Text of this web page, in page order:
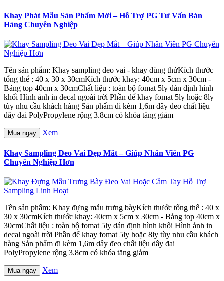
Khay Phát Mẫu Sản Phẩm Mới – Hỗ Trợ PG Tư Vấn Bán
Hàng Chuyên Nghiệp
Tên sản phẩm: Khay sampling đeo vai - khay dùng thửKích thước
tổng thể : 40 x 30 x 30cmKích thước khay: 40cm x 5cm x 30cm -
Bảng top 40cm x 30cmChất liệu : toàn bộ fomat 5ly dán định hình
khối Hình ảnh in decal ngoài trời Phần đế khay fomat 5ly hoặc 8ly
tùy nhu cầu khách hàng Sản phẩm đi kèm 1,6m dây đeo chất liệu
dây đai PolyPropylene rộng 3.8cm có khóa tăng giảm
Mua ngay Xem
Khay Sampling Đeo Vai Đẹp Mắt – Giúp Nhân Viên PG
Chuyên Nghiệp Hơn
Tên sản phẩm: Khay đựng mẫu trưng bàyKích thước tổng thể : 40 x
30 x 30cmKích thước khay: 40cm x 5cm x 30cm - Bảng top 40cm x
30cmChất liệu : toàn bộ fomat 5ly dán định hình khối Hình ảnh in
decal ngoài trời Phần đế khay fomat 5ly hoặc 8ly tùy nhu cầu khách
hàng Sản phẩm đi kèm 1,6m dây đeo chất liệu dây đai
PolyPropylene rộng 3.8cm có khóa tăng giảm
Mua ngay Xem